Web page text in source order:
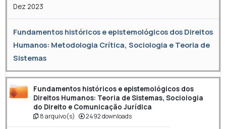
Dez 2023
Fundamentos históricos e epistemológicos dos Direitos
Humanos: Metodologia Crítica, Sociologia e Teoria de
Sistemas
Fundamentos históricos e epistemológicos dos
Direitos Humanos: Teoria de Sistemas, Sociologia
do Direito e Comunicação Jurídica
8 arquivo(s) 2492 downloads